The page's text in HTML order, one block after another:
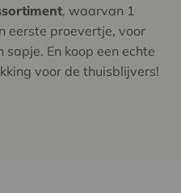
, waarvan 1
eerste proevertje, voor
En koop een echte
voor de thuisblijvers!